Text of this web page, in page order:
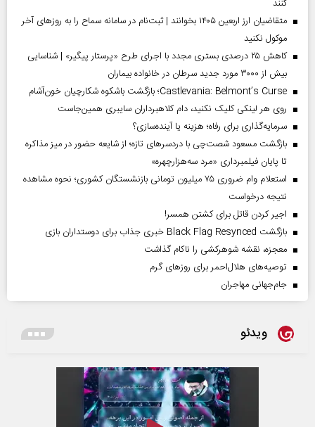
کنند
متقاضیان ارز اربعین ۱۴۰۵ بخوانند | ثبت‌نام در سامانه سماح را به روز‌های آخر
موکول نکنید
کاهش ۲۵ درصدی بستری مجدد با اجرای طرح «پرستار پیگیر» | شناسایی
بیش از ۳۰۰۰ مورد جدید سرطان در خانواده بیماران
Castlevania: Belmont’s Curse؛ بازگشت باشکوه شکارچیان خون‌آشام
روی هر لینکی کلیک نکنید، دام کلاهبرداران سایبری همین‌جاست
سرمایه‌گذاری برای رفاه؛ هزینه یا آینده‌سازی؟
بازگشت مسعود شصت‌چی با دردسر‌های تازه؛ از شایعه حضور در میز مذاکره
تا پایان فیلمبرداری «مرد سه‌هزارچهره»
استعلام وام ضروری ۷۵ میلیون تومانی بازنشستگان کشوری؛ نحوه مشاهده
نتیجه درخواست
اجیر کردن قاتل برای کشتن همسر!
بازگشت Black Flag Resynced خبری جذاب برای دوستداران بازی
معجزه، نقشه شوهرکشی را ناکام گذاشت
توصیه‌های هلال‌احمر برای روز‌های گرم
جام‌جهانی مهاجران
ویدئو